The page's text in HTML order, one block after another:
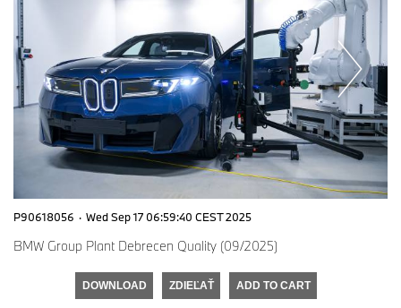
P90618056 · Wed Sep 17 06:59:40 CEST 2025
BMW Group Plant Debrecen Quality (09/2025)
DOWNLOAD ZDIEĽAŤ ADD TO CART